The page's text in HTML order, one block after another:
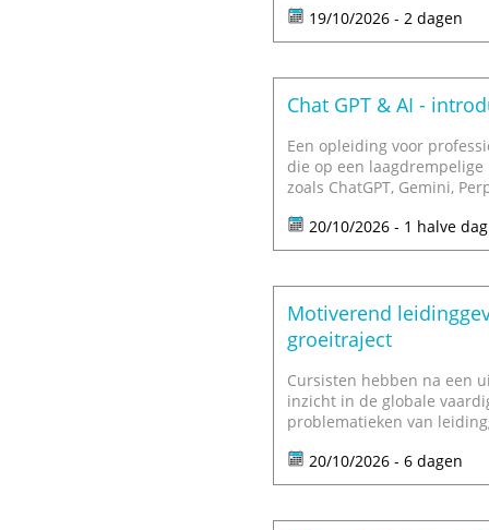
19/10/2026 - 2 dagen
Chat GPT & AI -
Een opleiding voor
die op een
zoals ChatGPT, Gemini,
20/10/2026 - 1 halve dag
Motiverend
groeitraject
Cursisten hebben na een
inzicht in de globale
problematieken van
20/10/2026 - 6 dagen